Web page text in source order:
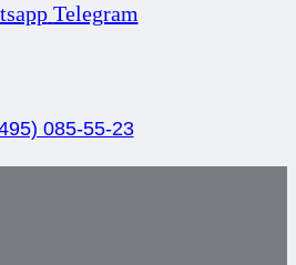
Telegram
085-55-23